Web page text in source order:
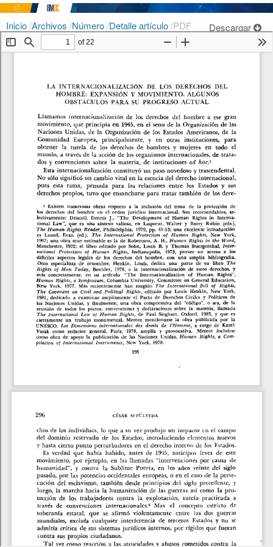
Inicio/Archivos /Número/Detalle artículo/PDF Descargar